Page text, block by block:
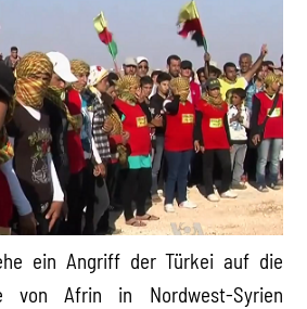
ein Angriff der Türkei auf die
von Afrin in Nordwest-Syrien